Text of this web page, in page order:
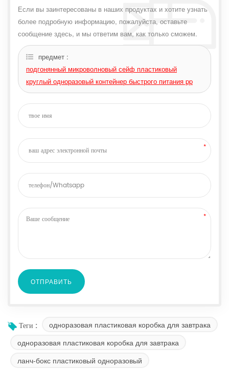
Если вы заинтересованы в наших продуктах и ​​хотите узнать
более подробную информацию, пожалуйста, оставьте
сообщение здесь, и мы ответим вам, как только сможем.
предмет :
подгонянный микроволновый сейф пластиковый
круглый одноразовый контейнер быстрого питания pp
Теги :
одноразовая пластиковая коробка для завтрака
одноразовая пластиковая коробка для завтрака
ланч-бокс пластиковый одноразовый